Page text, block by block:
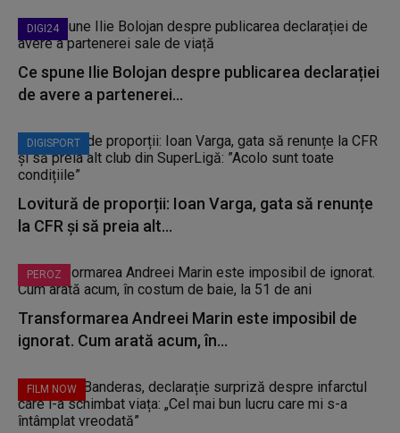
DIGI24
Ce spune Ilie Bolojan despre publicarea declarației
de avere a partenerei...
DIGISPORT
Lovitură de proporții: Ioan Varga, gata să renunțe
la CFR și să preia alt...
PEROZ
Transformarea Andreei Marin este imposibil de
ignorat. Cum arată acum, în...
FILM NOW